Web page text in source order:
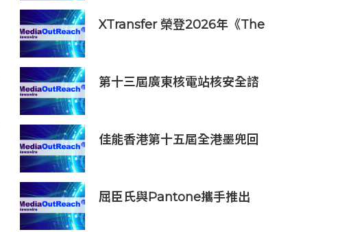
半年度檢討結果
XTransfer 榮登2026年《The
第十三屆廣東核電站核安全諮
佳能香港第十五屆全港墨兜回
屈臣氏與Pantone攜手推出